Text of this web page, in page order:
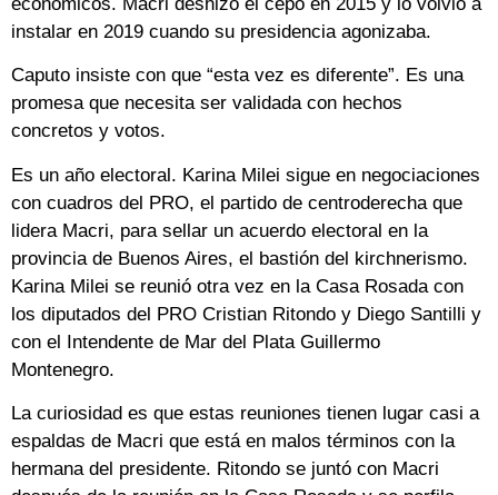
instalar en 2019 cuando su presidencia agonizaba.
Caputo insiste con que “esta vez es diferente”. Es una
promesa que necesita ser validada con hechos
concretos y votos.
Es un año electoral. Karina Milei sigue en negociaciones
con cuadros del PRO, el partido de centroderecha que
lidera Macri, para sellar un acuerdo electoral en la
provincia de Buenos Aires, el bastión del kirchnerismo.
Karina Milei se reunió otra vez en la Casa Rosada con
los diputados del PRO Cristian Ritondo y Diego Santilli y
con el Intendente de Mar del Plata Guillermo
Montenegro.
La curiosidad es que estas reuniones tienen lugar casi a
espaldas de Macri que está en malos términos con la
hermana del presidente. Ritondo se juntó con Macri